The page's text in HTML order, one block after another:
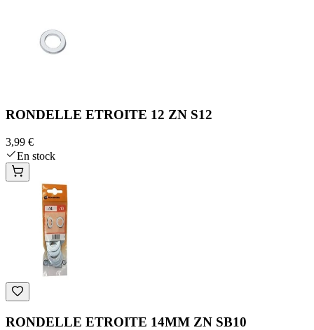
RONDELLE ETROITE 12 ZN S12
3,99 €
En stock
RONDELLE ETROITE 14MM ZN SB10